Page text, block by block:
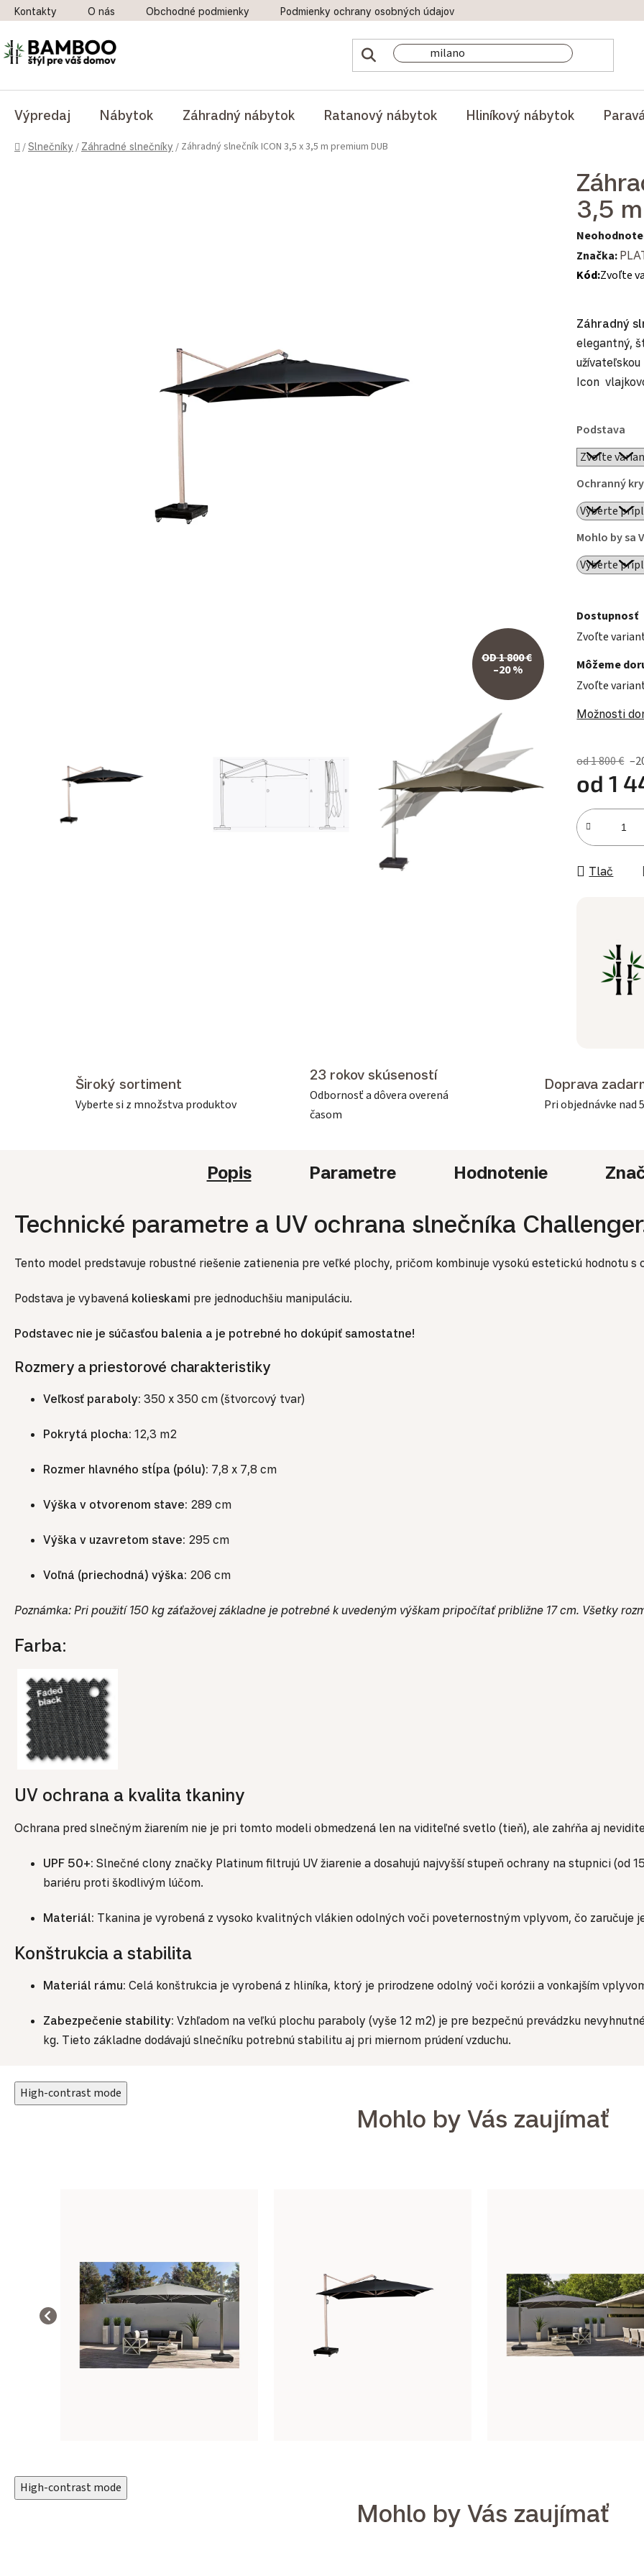
Prejsť na obsah
Kontakty O nás Obchodné podmienky Podmienky ochrany osobných údajov
Výpredaj Nábytok Záhradný nábytok Ratanový nábytok Hliníkový nábytok
Domov
/Slnečníky / Záhradné slnečníky / Záhradný slnečník ICON 3,5 x 3,5 m premium DUB
3,5
Priemerné
Značka:
Kód:Zvoľte
Záhradný
elegantný,
Icon
Podstava
Ochranný
Mohlo by sa
Dostupnosť
Zvoľte
Môžeme
Zvoľte
Možnosti
od 1 800 €
od1
Jednotková
Tlač
OD 1 800 €
–20 %
Široký sortiment
Vyberte si z množstva produktov
23 rokov skúseností
Odbornosť a dôvera overená
časom
Doprava
Pri objednávke nad
Popis Parametre Hodnotenie
Technické parametre a UV ochrana slnečníka
Tento model predstavuje robustné riešenie zatienenia pre veľké plochy, pričom kombinuje vysokú estetickú hodnotu s
Podstava je vybavená kolieskami pre jednoduchšiu manipuláciu.
Podstavec nie je súčasťou balenia a je potrebné ho dokúpiť samostatne!
Rozmery a priestorové charakteristiky
Veľkosť paraboly: 350 x 350 cm (štvorcový tvar)
Pokrytá plocha: 12,3 m2
Rozmer hlavného stĺpa (pólu): 7,8 x 7,8 cm
Výška v otvorenom stave: 289 cm
Výška v uzavretom stave: 295 cm
Voľná (priechodná) výška: 206 cm
Poznámka: Pri použití 150 kg záťažovej základne je potrebné k uvedeným výškam pripočítať približne 17 cm. Všetky
Farba:
UV ochrana a kvalita tkaniny
Ochrana pred slnečným žiarením nie je pri tomto modeli obmedzená len na viditeľné svetlo (tieň), ale zahŕňa aj
UPF 50+: Slnečné clony značky Platinum filtrujú UV žiarenie a dosahujú najvyšší stupeň ochrany na stupnici (od
bariéru proti škodlivým lúčom.
Materiál: Tkanina je vyrobená z vysoko kvalitných vlákien odolných voči poveternostným vplyvom, čo zaručuje
Konštrukcia a stabilita
Materiál rámu: Celá konštrukcia je vyrobená z hliníka, ktorý je prirodzene odolný voči korózii a vonkajším
Zabezpečenie stability: Vzhľadom na veľkú plochu paraboly (vyše 12 m2) je pre bezpečnú prevádzku
kg. Tieto základne dodávajú slnečníku potrebnú stabilitu aj pri miernom prúdení vzduchu.
High-contrast mode
Mohlo by Vás zaujímať
High-contrast mode
Mohlo by Vás zaujímať